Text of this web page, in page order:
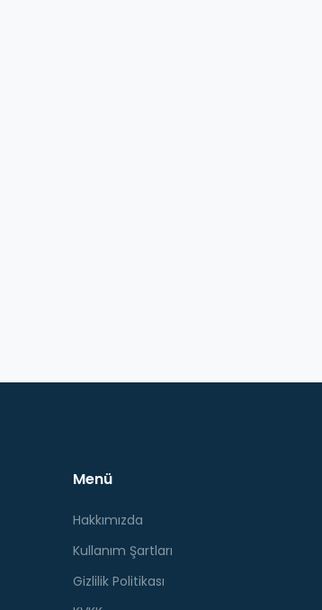
Menü
Hakkımızda
Kullanım Şartları
Gizlilik Politikası